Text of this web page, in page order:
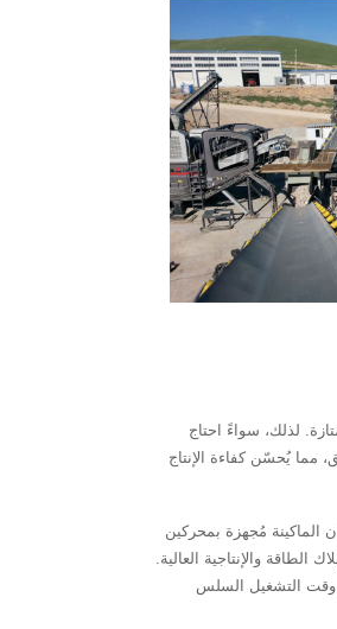
لذلك، سواءً احتاج
مما يُحسّن كفاءة الإنتاج
30%، مما يُحسّن كفاءة الإنتاج بشكل كبير. كما أن الماكينة مُجهزة بمحركين
استهلاك الطاقة والإنتاجية العالية.
وقت التشغيل السلس